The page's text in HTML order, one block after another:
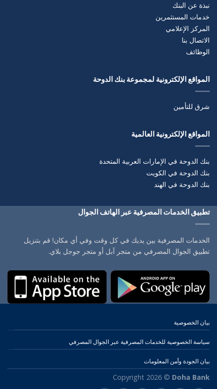
نبذة عن البنك
خدمات المستثمرين
المركز الإعلامي
الاتصال بنا
الوظائف
المواقع الإلكترونية لمجموعة بنك الدوحة
شرق للتأمين
المواقع الإلكترونية العالمية
بنك الدوحة في الإمارات العربية المتحدة
بنك الدوحة في الكويت
بنك الدوحة في الهند
تطبيق الخدمات المصرفية عبر الهاتف الجوال
الخدمات المصرفية بين يديك في كل وقت وفي أي مكان! قم بتنزيل
تطبيق الجوال المصرفي من متجر آبل أو متجر جوجل بلاي.
بيان الخصوصية
سياسة الخصوصية للخدمات المصرفية عبر الجوال المصرفي
بيان الجودة وأمن المعلومات
Copyright 2026 © Doha Bank